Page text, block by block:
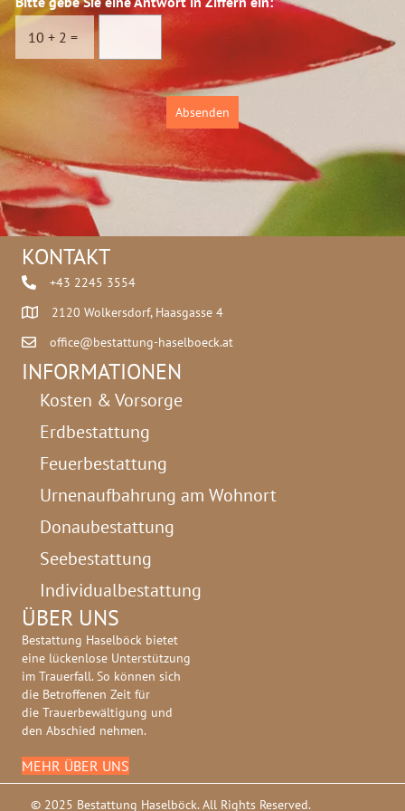
s
c
u
10 + 2 =
Absenden
KONTAKT
+43 2245 3554
2120 Wolkersdorf, Haasgasse 4
office@bestattung-haselboeck.at
INFORMATIONEN
Kosten & Vorsorge
Erdbestattung
Feuerbestattung
Urnenaufbahrung am Wohnort
Donaubestattung
Seebestattung
Individualbestattung
ÜBER UNS
Bestattung Haselböck bietet
eine lückenlose Unterstützung
im Trauerfall. So können sich
die Betroffenen Zeit für
die Trauerbewältigung und
den Abschied nehmen.
MEHR ÜBER UNS
© 2025 Bestattung Haselböck. All Rights Reserved.